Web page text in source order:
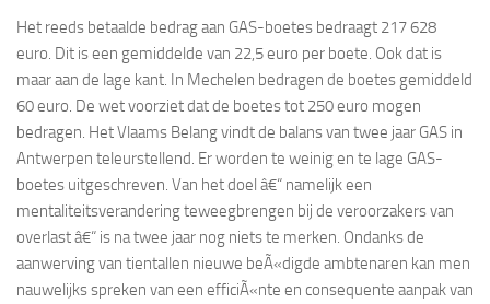
Het reeds betaalde bedrag aan GAS-boetes bedraagt 217 628
euro. Dit is een gemiddelde van 22,5 euro per boete. Ook dat is
maar aan de lage kant. In Mechelen bedragen de boetes gemiddeld
60 euro. De wet voorziet dat de boetes tot 250 euro mogen
bedragen. Het Vlaams Belang vindt de balans van twee jaar GAS in
Antwerpen teleurstellend. Er worden te weinig en te lage GAS-
boetes uitgeschreven. Van het doel â€“ namelijk een
mentaliteitsverandering teweegbrengen bij de veroorzakers van
overlast â€“ is na twee jaar nog niets te merken. Ondanks de
aanwerving van tientallen nieuwe beÃ«digde ambtenaren kan men
nauwelijks spreken van een efficiÃ«nte en consequente aanpak van